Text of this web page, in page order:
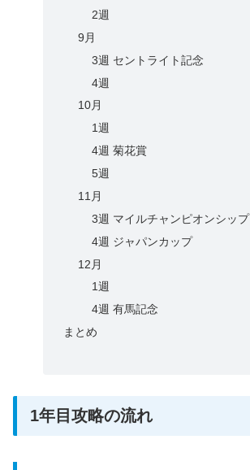
2週
9月
3週 セントライト記念
4週
10月
1週
4週 菊花賞
5週
11月
3週 マイルチャンピオンシップ
4週 ジャパンカップ
12月
1週
4週 有馬記念
まとめ
1年目攻略の流れ